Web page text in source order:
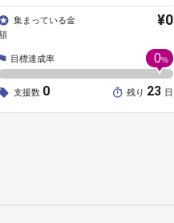
集まっている金
¥0
目標達成率 0%
支援数 0 残り 23 日